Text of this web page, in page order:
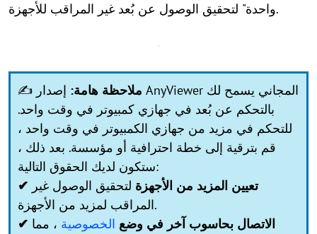
واحدة" لتحقيق الوصول عن بُعد غير المراقب للأجهزة.
✍ ملاحظة هامة: إصدار AnyViewer المجاني يسمح لك
بالتحكم عن بُعد في جهازي كمبيوتر في وقت واحد.
للتحكم في مزيد من جهازي الكمبيوتر في وقت واحد ،
قم بترقية إلى خطة احترافية أو مؤسسة. بعد ذلك ،
ستكون لديك الحقوق التالية:
✔ تعيين المزيد من الأجهزة لتحقيق الوصول غير
المراقب لمزيد من الأجهزة.
✔ الاتصال بحاسوب آخر في وضع الخصوصية ، مما